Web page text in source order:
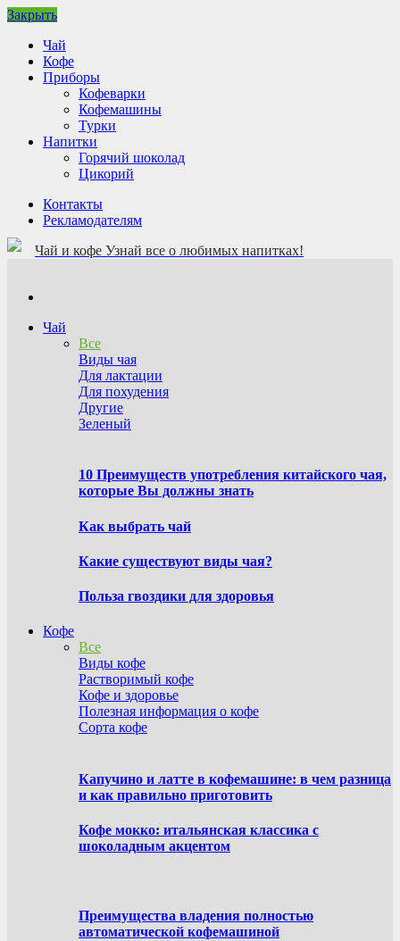
Закрыть
Чай
Кофе
Приборы
Кофеварки
Кофемашины
Турки
Напитки
Горячий шоколад
Цикорий
Контакты
Рекламодателям
Чай и кофе Узнай все о любимых напитках!
Чай
Все
Виды чая
Для лактации
Для похудения
Другие
Зеленый
10 Преимуществ употребления китайского чая,
которые Вы должны знать
Как выбрать чай
Какие существуют виды чая?
Польза гвоздики для здоровья
Кофе
Все
Виды кофе
Растворимый кофе
Кофе и здоровье
Полезная информация о кофе
Сорта кофе
Капучино и латте в кофемашине: в чем разница
и как правильно приготовить
Кофе мокко: итальянская классика с
шоколадным акцентом
Преимущества владения полностью
автоматической кофемашиной